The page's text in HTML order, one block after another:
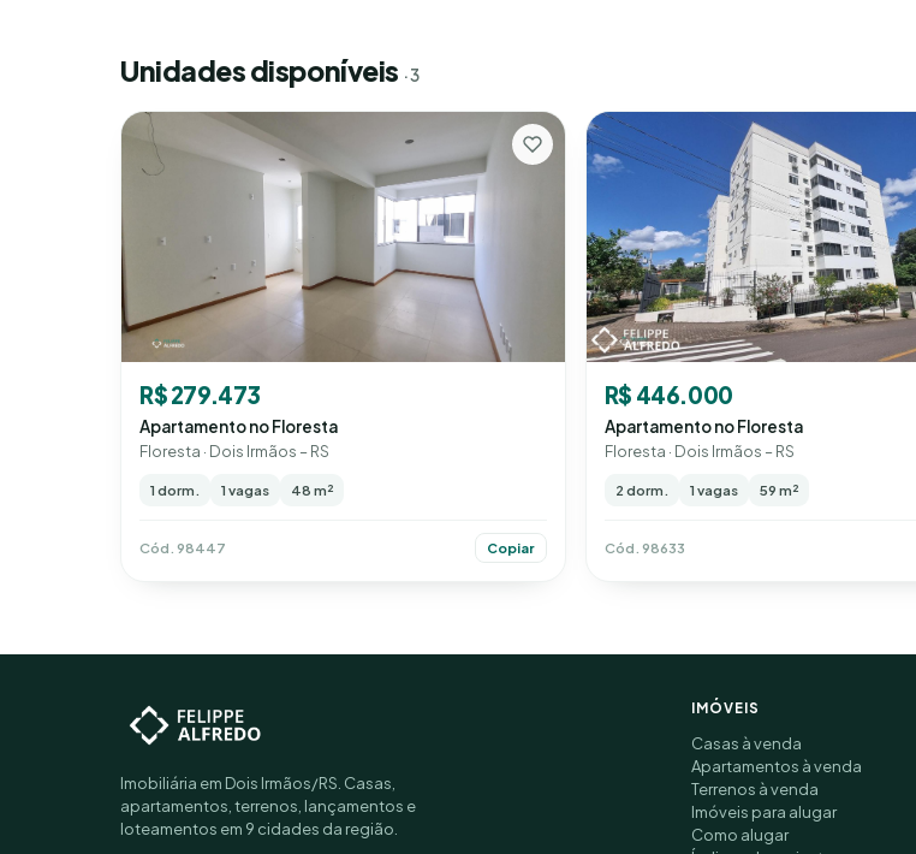
Unidades disponíveis · 3
R$ 279.473
Apartamento no Floresta
Floresta · Dois Irmãos – RS
1 dorm. 1 vagas 48 m²
Cód. 98447 Copiar
R$ 446.000
Apartamento no Floresta
Floresta · Dois Irmãos – RS
2 dorm. 1 vagas 59 m²
Cód. 98633
Imobiliária em Dois Irmãos/RS. Casas,
apartamentos, terrenos, lançamentos e
loteamentos em 9 cidades da região.
IMÓVEIS
Casas à venda
Apartamentos à venda
Terrenos à venda
Imóveis para alugar
Como alugar